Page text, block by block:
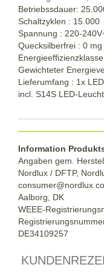
Betriebssdauer:
Schaltzyklen : 15.000
Spannung : 220-
Quecksilberfrei : 0 mg
Gewichteter
Lieferumfang : 1x
incl. S14S LED-
Information
Angaben gem.
Nordlux / DFTP,
Aalborg, DK
WEEE-
DE34109257